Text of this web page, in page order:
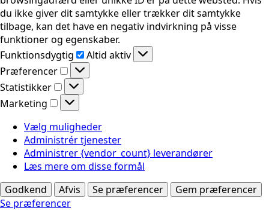
du ikke giver dit samtykke eller trækker dit samtykke
tilbage, kan det have en negativ indvirkning på visse
funktioner og egenskaber.
Funktionsdygtig
Funktionsdygtig
Altid aktiv
Præferencer
Præferencer
Statistikker
Statistikker
Marketing
Marketing
Vælg muligheder
Administrér tjenester
Administrer {vendor_count} leverandører
Læs mere om disse formål
Godkend
Afvis Se præferencer
Gem præferencer
Se præferencer